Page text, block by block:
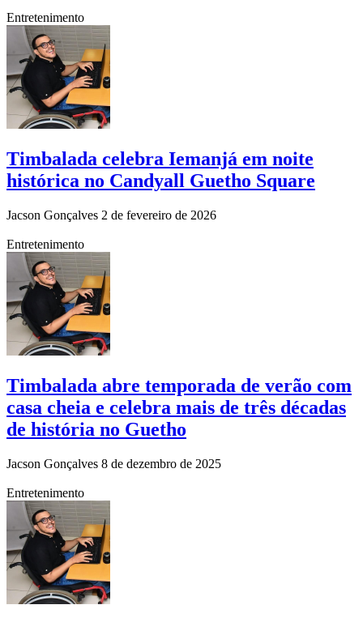
Entretenimento
Timbalada celebra Iemanjá em noite
histórica no Candyall Guetho Square
Jacson Gonçalves 2 de fevereiro de 2026
Entretenimento
Timbalada abre temporada de verão com
casa cheia e celebra mais de três décadas
de história no Guetho
Jacson Gonçalves 8 de dezembro de 2025
Entretenimento